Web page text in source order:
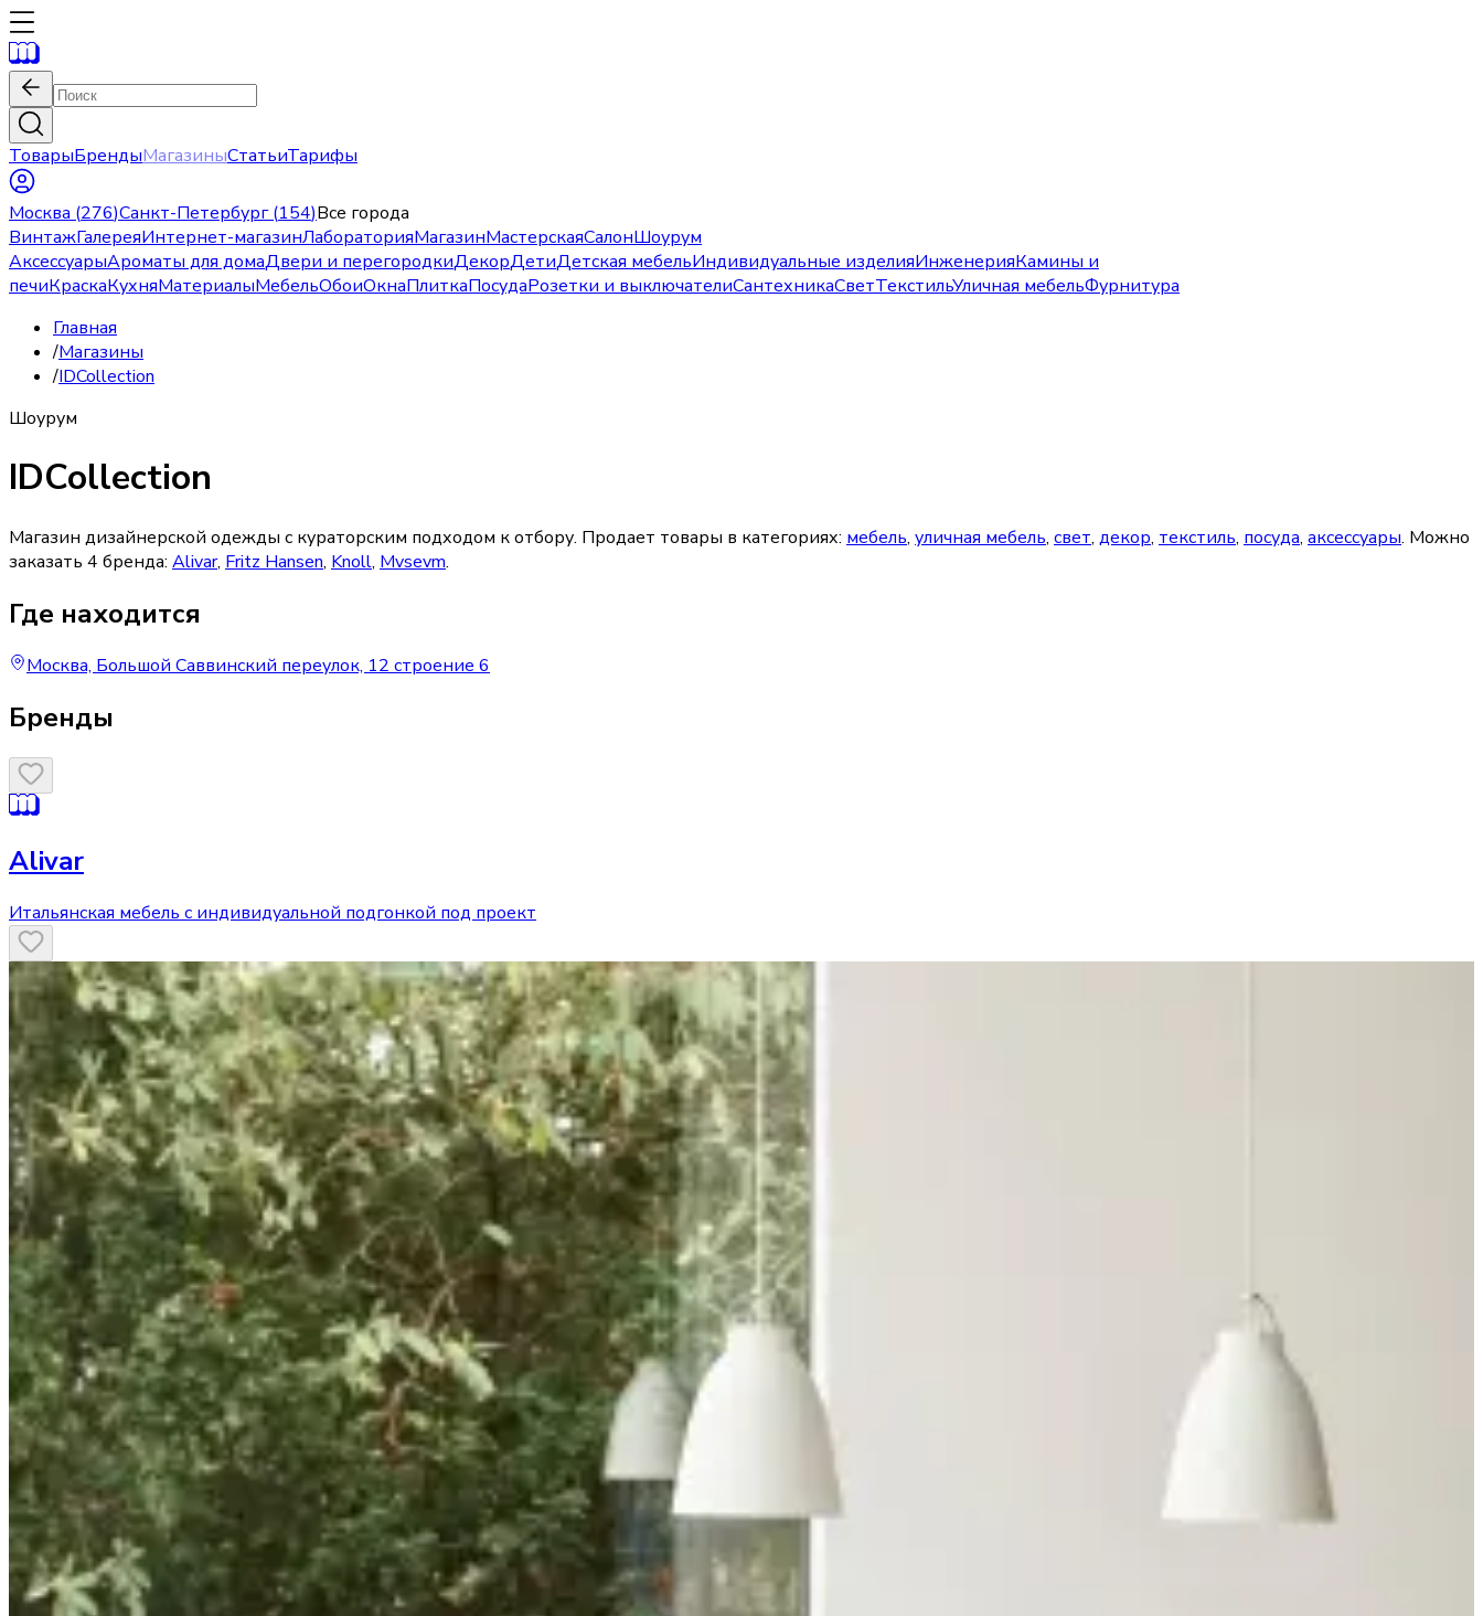
ТоварыБрендыМагазиныСтатьиТарифы
Москва (276)Санкт-Петербург(154)Все города
ВинтажГалереяИнтернет-магазинЛабораторияМагазинМастерскаяСалонШоурум
АксессуарыАроматы для домаДвери и перегородкиДекорДетиДетская мебельИндивидуальные изделияИнженерияКамины и
печиКраскаКухняМатериалыМебельОбоиОкнаПлиткаПосудаРозетки и выключателиСантехникаСветТекстильУличная мебельФурнитура
Главная
/Магазины
/IDCollection
Шоурум
IDCollection
Магазин дизайнерской одежды с кураторским подходом к отбору. Продает товары в категориях: мебель, уличная мебель, свет, декор, текстиль, посуда, аксессуары. Можно
заказать 4 бренда: Alivar, Fritz Hansen, Knoll, Mvsevm.
Где находится
Москва, Большой Саввинский переулок, 12 строение 6
Бренды
Alivar
Итальянская мебель с индивидуальной подгонкой под проект